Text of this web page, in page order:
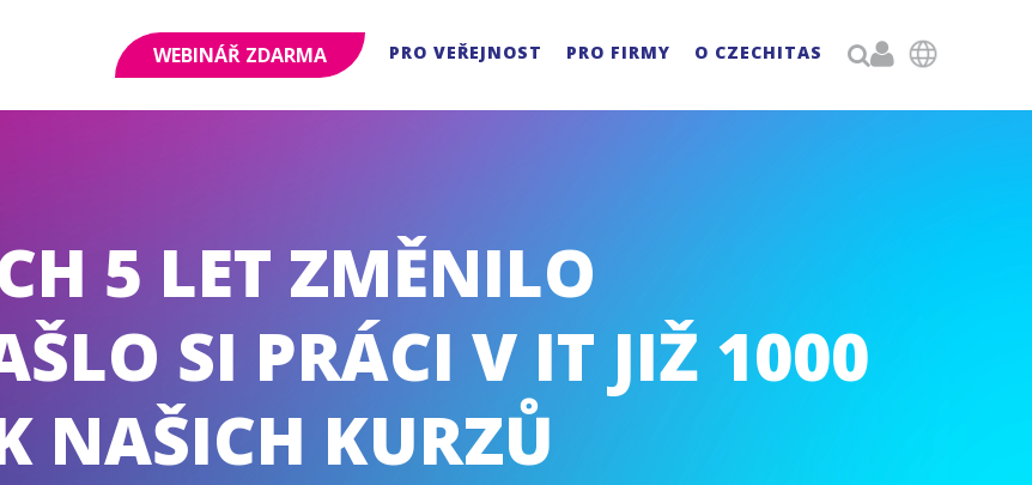
WEBINÁŘ ZDARMA PRO VEŘEJNOST PRO FIRMY O CZECHITAS 
5 LET ZMĚNILO
SI PRÁCI V IT JIŽ 1000
NAŠICH KURZŮ